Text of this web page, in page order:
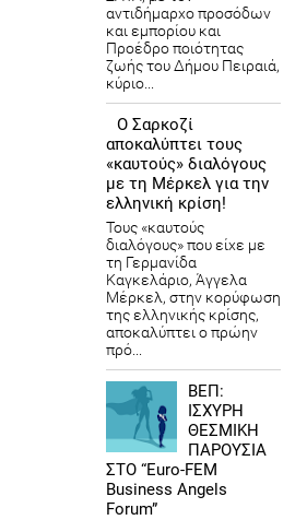
αντιδήμαρχο προσόδων
και εμπορίου και
Προέδρο ποιότητας
ζωής του Δήμου Πειραιά,
κύριο...
Ο Σαρκοζί
αποκαλύπτει τους
«καυτούς» διαλόγους
με τη Μέρκελ για την
ελληνική κρίση!
Τους «καυτούς
διαλόγους» που είχε με
τη Γερμανίδα
Καγκελάριο, Άγγελα
Μέρκελ, στην κορύφωση
της ελληνικής κρίσης,
αποκαλύπτει ο πρώην
πρό...
ΒΕΠ:
ΙΣΧΥΡΗ
ΘΕΣΜΙΚΗ
ΠΑΡΟΥΣΙΑ
ΣΤΟ “Euro-FEM
Business Angels
Forum”